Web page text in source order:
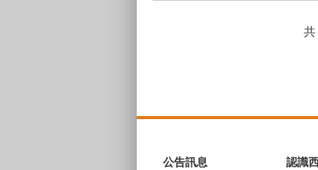
共
公告訊息 認識